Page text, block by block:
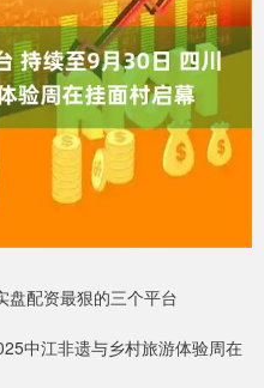
盘配资最狠的三个平台
中江非遗与乡村旅游体验周在